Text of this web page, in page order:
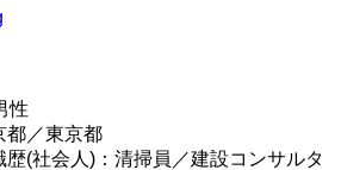
性
都／東京都
(社会人)：清掃員／建設コンサルタ